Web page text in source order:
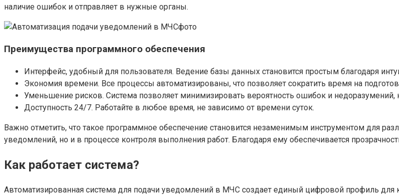
наличие ошибок и отправляет в нужные органы.
Преимущества программного обеспечения
Интерфейс, удобный для пользователя. Ведение базы данных становится простым благодаря
Экономия времени. Все процессы автоматизированы, что позволяет сократить время на
Уменьшение рисков. Система позволяет минимизировать вероятность ошибок и недоразумений,
Доступность 24/7. Работайте в любое время, не зависимо от времени суток.
Важно отметить, что такое программное обеспечение становится незаменимым инструментом для
уведомлений, но и в процессе контроля выполнения работ. Благодаря ему обеспечивается
Как работает система?
Автоматизированная система для подачи уведомлений в МЧС создает единый цифровой профиль